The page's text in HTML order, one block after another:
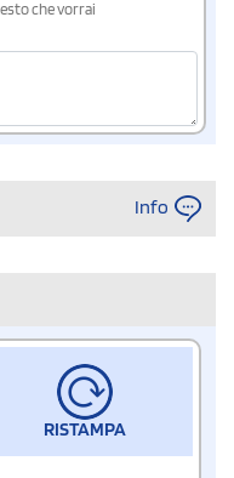
che vorrai
Info
RISTAMPA